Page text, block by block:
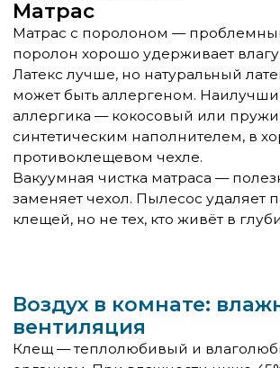
избыточно и нереалистично. Что реально важно:
Пылесос с HEPA-фильтром.Обычный пылесос
поднимает часть аллергена обратно в воздух
через выходное отверстие. HEPA-фильтр
задерживает частицы размером от 0,3 микрона —
то есть именно то, что нас беспокоит. Это не
маркетинг, а реальная разница. Меняйте фильтр
по инструкции.
Во время уборки аллергик должен выйти из
комнаты.
После влажной уборки или пылесоса нужно 20–
30 минут, чтобы пыль осела. Только тогда можно
возвращаться.
Протирайте поверхности влажной тканью, а не
сухой — иначе пыль просто перемещается.